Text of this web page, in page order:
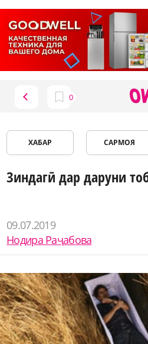
ХАБАР САРМОЯ
Зиндагӣ дар даруни
09.07.2019
Нодира Раҷабова